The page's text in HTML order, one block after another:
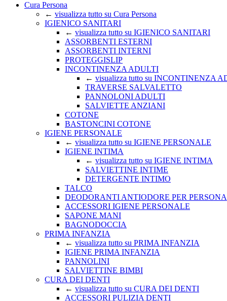
Cura Persona
← visualizza tutto su Cura Persona
IGIENICO SANITARI
← visualizza tutto su IGIENICO SANITARI
ASSORBENTI ESTERNI
ASSORBENTI INTERNI
PROTEGGISLIP
INCONTINENZA ADULTI
← visualizza tutto su INCONTINENZA
TRAVERSE SALVALETTO
PANNOLONI ADULTI
SALVIETTE ANZIANI
COTONE
BASTONCINI COTONE
IGIENE PERSONALE
← visualizza tutto su IGIENE PERSONALE
IGIENE INTIMA
← visualizza tutto su IGIENE INTIMA
SALVIETTINE INTIME
DETERGENTE INTIMO
TALCO
DEODORANTI ANTIODORE PER PERSONA
ACCESSORI IGIENE PERSONALE
SAPONE MANI
BAGNODOCCIA
PRIMA INFANZIA
← visualizza tutto su PRIMA INFANZIA
IGIENE PRIMA INFANZIA
PANNOLINI
SALVIETTINE BIMBI
CURA DEI DENTI
← visualizza tutto su CURA DEI DENTI
ACCESSORI PULIZIA DENTI